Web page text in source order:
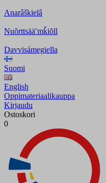
Anarâškielâ
Nuõrttsääʹmǩiõll
Davvisámegiella
Suomi
English
Oppimateriaalikauppa
Kirjaudu
Ostoskori
0